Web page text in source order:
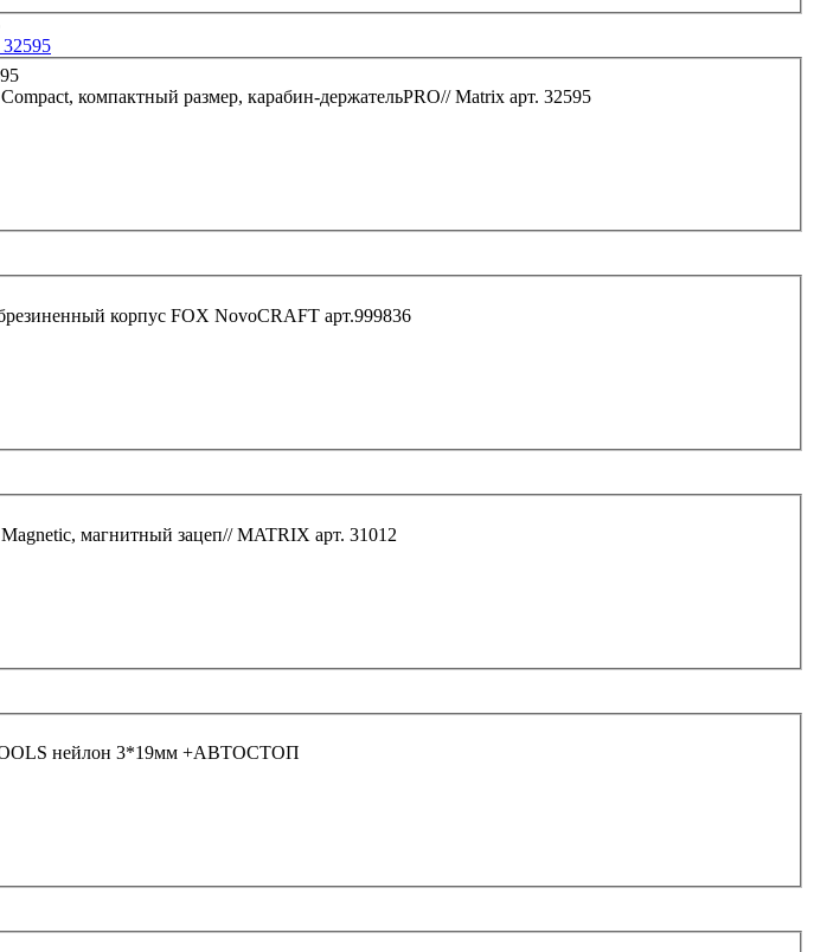
компактный размер, карабин-держательPRO// Matrix арт. 32595
корпус FOX NovoCRAFT арт.999836
магнитный зацеп// MATRIX арт. 31012
нейлон 3*19мм +АВТОСТОП